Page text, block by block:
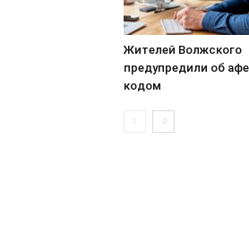
Жителей Волжского
предупредили об
кодом